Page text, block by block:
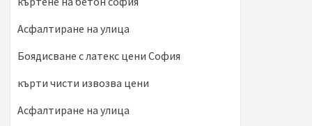
Асфалтиране на улица
Боядисване с латекс цени София
кърти чисти извозва цени
Асфалтиране на улица